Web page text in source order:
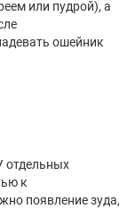
или пудрой), а
ошейник
отдельных
к
появление зуда,